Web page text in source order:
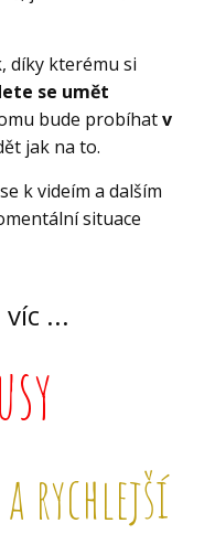
díky kterému si
se umět
bude probíhatv
jak na to.
k videím a dalším
situace
...
rychlejší